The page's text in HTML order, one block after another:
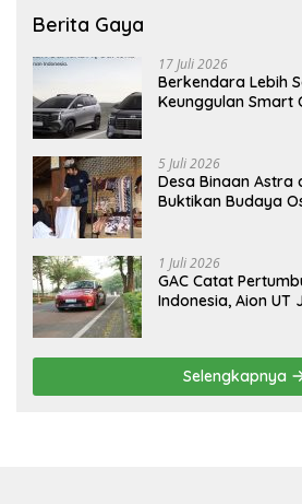
Berita Gaya
17 Juli 2026
Berkendara Lebih
Keunggulan Smart
5 Juli 2026
Desa Binaan Astra
Buktikan Budaya
1 Juli 2026
GAC Catat
Indonesia, Aion
Selengkapnya